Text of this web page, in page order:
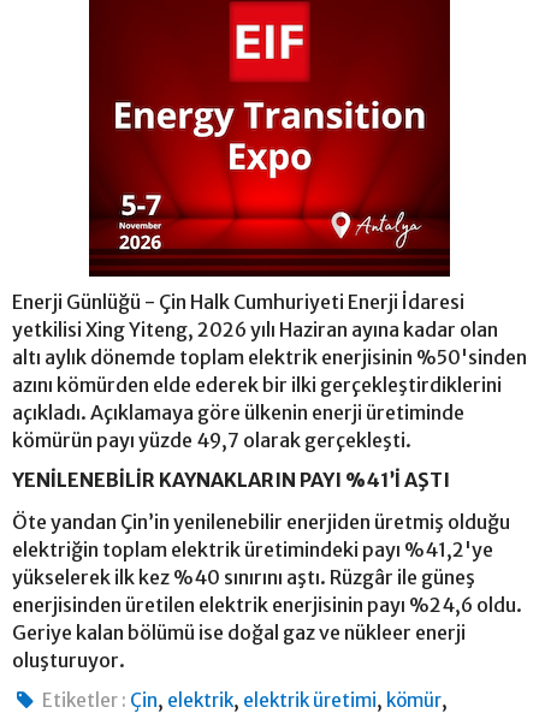
Enerji Günlüğü - Çin Halk Cumhuriyeti Enerji İdaresi
yetkilisi Xing Yiteng, 2026 yılı Haziran ayına kadar olan
altı aylık dönemde toplam elektrik enerjisinin %50'sinden
azını kömürden elde ederek bir ilki gerçekleştirdiklerini
açıkladı. Açıklamaya göre ülkenin enerji üretiminde
kömürün payı yüzde 49,7 olarak gerçekleşti.
YENİLENEBİLİR KAYNAKLARIN PAYI %41’İ AŞTI
Öte yandan Çin’in yenilenebilir enerjiden üretmiş olduğu
elektriğin toplam elektrik üretimindeki payı %41,2'ye
yükselerek ilk kez %40 sınırını aştı. Rüzgâr ile güneş
enerjisinden üretilen elektrik enerjisinin payı %24,6 oldu.
Geriye kalan bölümü ise doğal gaz ve nükleer enerji
oluşturuyor.
Etiketler : Çin, elektrik, elektrik üretimi, kömür,